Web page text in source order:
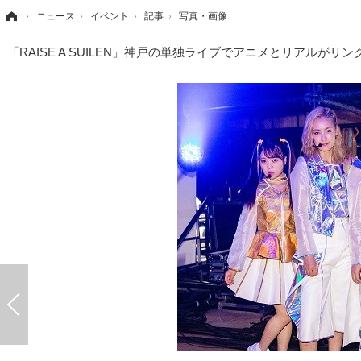
› ニュース › イベント › 記事 › 写真・画像
「RAISE A SUILEN」神戸の単独ライブでアニメとリアルがリ